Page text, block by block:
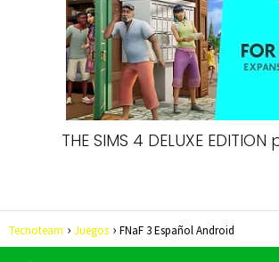
THE SIMS 4 DELUXE
Tecnoteam Juegos FNaF 3 Español Android